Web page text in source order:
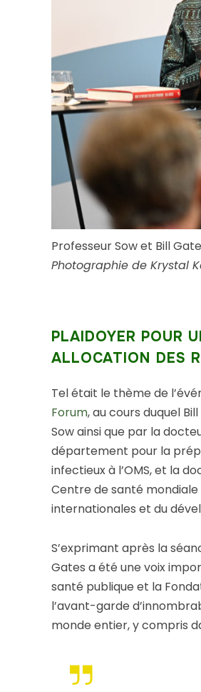
Professeur Sow et Bill
Photographie de Krystal
PLAIDOYER POUR
ALLOCATION DES
Tel était le thème de
Forum, au cours duquel
Sow ainsi que par la
département pour la
infectieux à l’OMS, et la
Centre de santé mondiale
internationales et du
S’exprimant après la
Gates a été une voix
santé publique et la
l’avant-garde
monde entier, y compris